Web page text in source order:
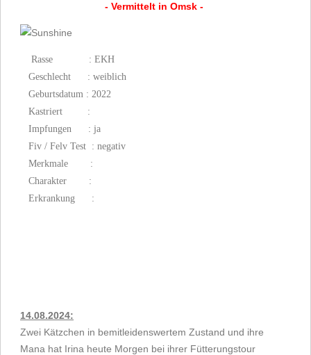
- Vermittelt in Omsk -
Rasse : EKH
Geschlecht : weiblich
Geburtsdatum : 2022
Kastriert :
Impfungen : ja
Fiv / Felv Test : negativ
Merkmale :
Charakter :
Erkrankung :
14.08.2024:
Zwei Kätzchen in bemitleidenswertem Zustand und ihre
Mana hat Irina heute Morgen bei ihrer Fütterungstour